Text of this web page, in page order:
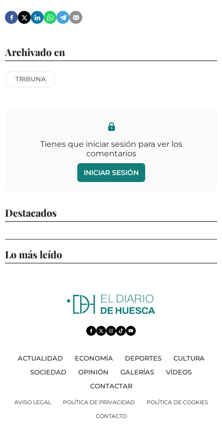
Archivado en
TRIBUNA
Tienes que iniciar sesión para ver los
comentarios
INICIAR SESIÓN
Destacados
Lo más leído
ACTUALIDAD ECONOMÍA DEPORTES
CULTURA
SOCIEDAD
OPINIÓN GALERÍAS
VÍDEOS
CONTACTAR
AVISO LEGAL POLÍTICA DE PRIVACIDAD
POLÍTICA DE COOKIES
CONTACTO